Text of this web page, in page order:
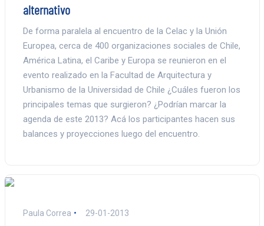
alternativo
De forma paralela al encuentro de la Celac y la Unión
Europea, cerca de 400 organizaciones sociales de Chile,
América Latina, el Caribe y Europa se reunieron en el
evento realizado en la Facultad de Arquitectura y
Urbanismo de la Universidad de Chile ¿Cuáles fueron los
principales temas que surgieron? ¿Podrían marcar la
agenda de este 2013? Acá los participantes hacen sus
balances y proyecciones luego del encuentro.
Paula Correa 29-01-2013